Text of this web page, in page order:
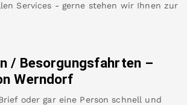
Services - gerne stehen wir Ihnen zur
/ Besorgungsfahrten –
Werndorf
oder gar eine Person schnell und